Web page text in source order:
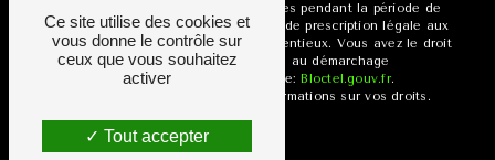
demandé. Nous conservons vos données pendant la période de
prise de contact puis pendant la durée de prescription légale aux
fins probatoires et de gestion des contentieux. Vous avez le droit
de vous inscrire sur la liste d'opposition au démarchage
téléphonique, disponible à cette adresse: Bloctel.gouv.fr.
Consultez le site cnil.fr pour plus d’informations sur vos droits.
Ce site utilise des cookies et
vous donne le contrôle sur
ceux que vous souhaitez
activer
Tout accepter